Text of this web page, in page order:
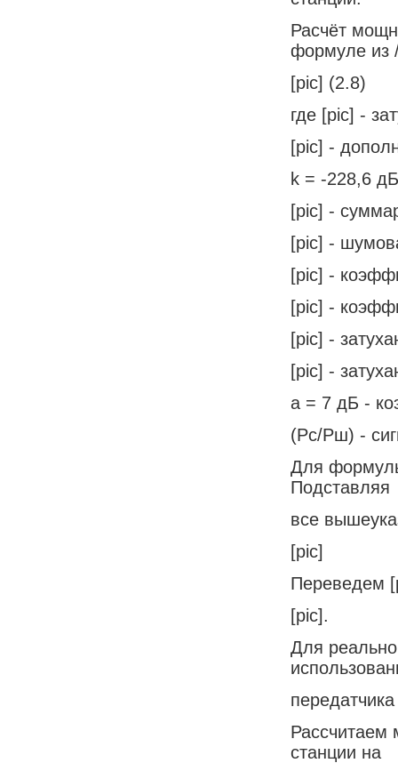
Расчёт
формуле из
[pic] (2.8)
где [pic] -
[pic] -
k = -228,6
[pic] -
[pic] -
[pic] -
[pic] -
[pic] -
[pic] -
а = 7 дБ -
(Рс/Рш) -
Для
Подставляя
все
[pic]
Переведем
[pic].
Для
Рассчитаем
станции на